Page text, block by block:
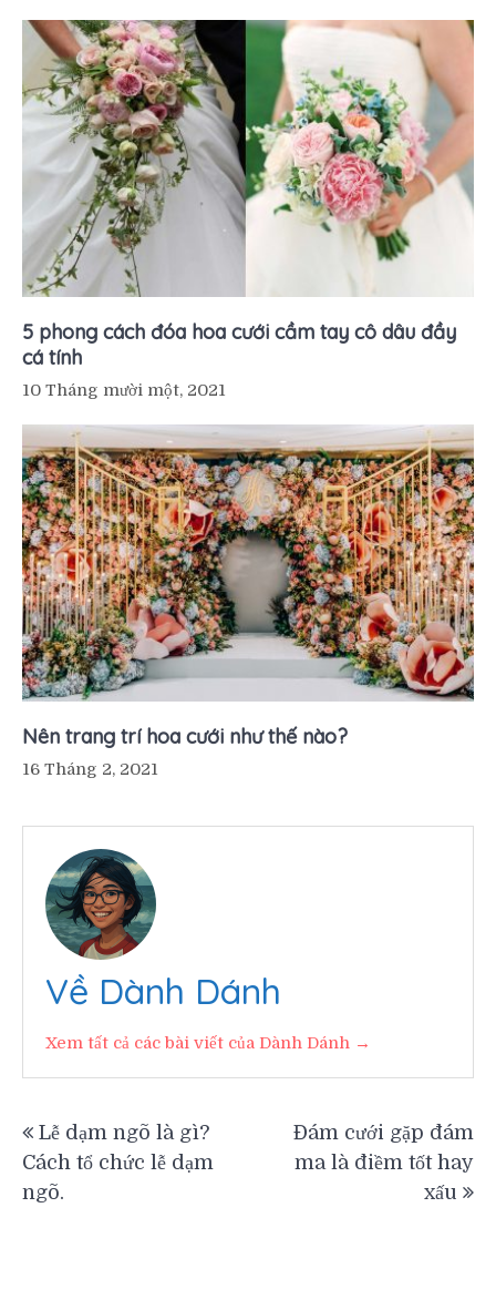
5 phong cách đóa hoa cưới cầm tay cô dâu đầy
cá tính
10 Tháng mười một, 2021
Nên trang trí hoa cưới như thế nào?
16 Tháng 2, 2021
Về Dành Dánh
Xem tất cả các bài viết của Dành Dánh →
Điều
hướng
Lễ dạm ngõ là gì?
Cách tổ chức lễ dạm
ngõ.
Đám cưới gặp đám
ma là điềm tốt hay
xấu